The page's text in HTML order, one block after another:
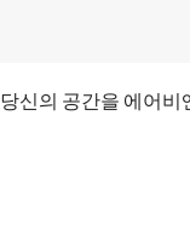
당신의 공간을 에어비